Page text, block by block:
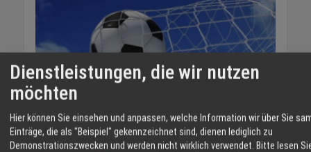
Dienstleistungen, die wir nutzen
möchten
Hier können Sie einsehen und anpassen, welche Information wir über Sie
Einträge, die als "Beispiel" gekennzeichnet sind, dienen lediglich zu
Demonstrationszwecken und werden nicht wirklich verwendet. Bitte lesen